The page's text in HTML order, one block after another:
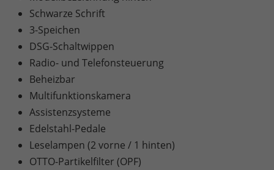
Schwarze Schrift
3-Speichen
DSG-Schaltwippen
Radio- und Telefonsteuerung
Beheizbar
Multifunktionskamera
Assistenzsysteme
Edelstahl-Pedale
Leselampen (2 vorne / 1 hinten)
OTTO-Partikelfilter (OPF)